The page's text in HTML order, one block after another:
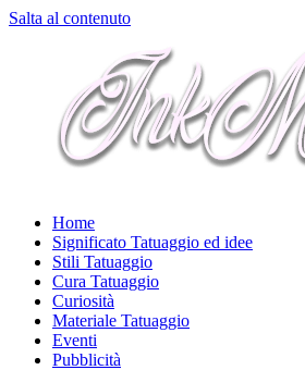
Salta al contenuto
Home
Significato Tatuaggio ed idee
Stili Tatuaggio
Cura Tatuaggio
Curiosità
Materiale Tatuaggio
Eventi
Pubblicità